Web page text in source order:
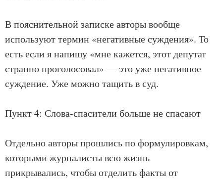
В пояснительной записке авторы вообще
используют термин «негативные суждения». То
есть если я напишу «мне кажется, этот депутат
странно проголосовал» — это уже негативное
суждение. Уже можно тащить в суд.
Пункт 4: Слова-спасители больше не спасают
Отдельно авторы прошлись по формулировкам,
которыми журналисты всю жизнь
прикрывались, чтобы отделить факты от